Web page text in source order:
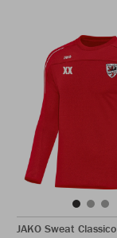
JAKO Sweat Classico